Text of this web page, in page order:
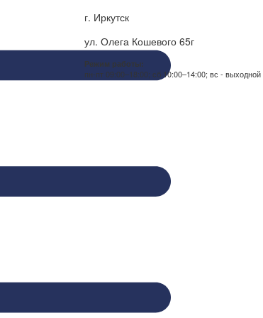
г. Иркутск
ул. Олега Кошевого 65г
Режим работы:
пн-пт 09:00–18:00; сб 10:00–14:00; вс - выходной